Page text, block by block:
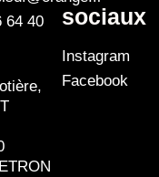
64 40
sociaux
Instagram
Facebook